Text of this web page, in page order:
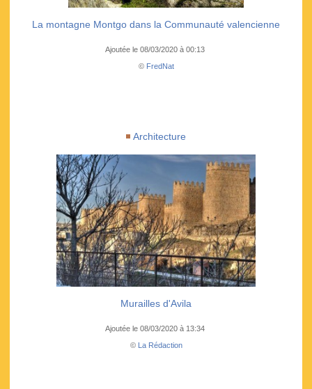
La montagne Montgo dans la Communauté valencienne
Ajoutée le 08/03/2020 à 00:13
© FredNat
Architecture
Murailles d'Avila
Ajoutée le 08/03/2020 à 13:34
© La Rédaction